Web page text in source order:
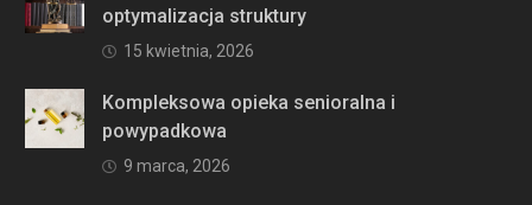
optymalizacja struktury
15 kwietnia, 2026
Kompleksowa opieka senioralna i
powypadkowa
9 marca, 2026